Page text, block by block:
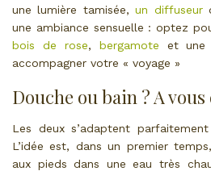
une lumière tamisée,un diffuseur
une ambiance sensuelle : optez
bois de rose, bergamote et
accompagner votre « voyage »
Douche ou bain ? A
Les deux s’adaptent
L’idée est, dans un premier
aux pieds dans une eau très